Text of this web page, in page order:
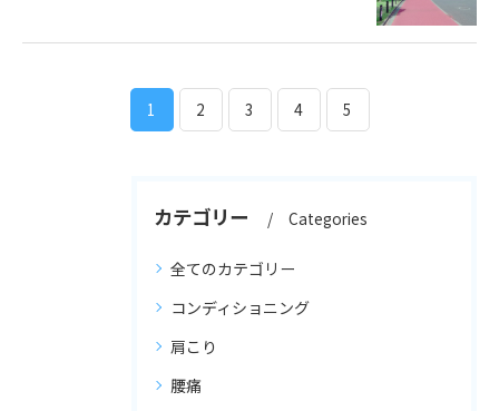
1 2 3 4 5
カテゴリー Categories
全てのカテゴリー
コンディショニング
肩こり
腰痛